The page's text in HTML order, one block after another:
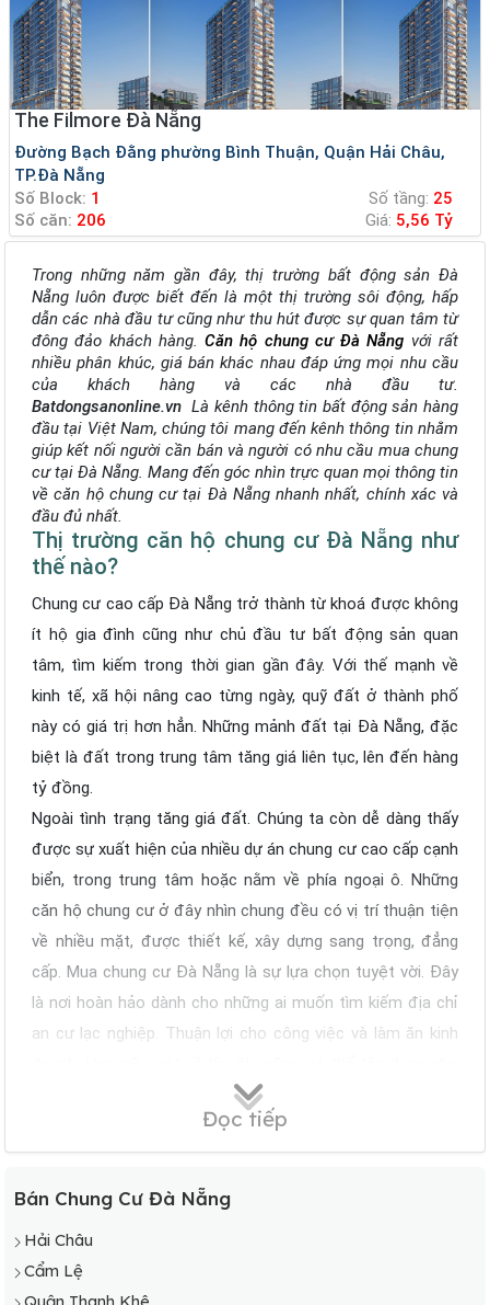
The Filmore Đà Nẵng
Đường Bạch Đằng phường Bình Thuận, Quận Hải Châu,
TP.Đà Nẵng
Số Block: 1 Số tầng: 25
Số căn: 206 Giá: 5,56 Tỷ
Trong những năm gần đây, thị trường bất động sản Đà
Nẵng luôn được biết đến là một thị trường sôi động, hấp
dẫn các nhà đầu tư cũng như thu hút được sự quan tâm từ
đông đảo khách hàng.Căn hộ chung cư Đà Nẵng với rất
nhiều phân khúc, giá bán khác nhau đáp ứng mọi nhu cầu
của khách hàng và các nhà đầu tư.
Batdongsanonline.vn Là kênh thông tin bất động sản hàng
đầu tại Việt Nam, chúng tôi mang đến kênh thông tin nhằm
giúp kết nối người cần bán và người có nhu cầu mua chung
cư tại Đà Nẵng. Mang đến góc nhìn trực quan mọi thông tin
về căn hộ chung cư tại Đà Nẵng nhanh nhất, chính xác và
đầu đủ nhất.
Thị trường căn hộ chung cư Đà Nẵng như
thế nào?
Chung cư cao cấp Đà Nẵng trở thành từ khoá được không
ít hộ gia đình cũng như chủ đầu tư bất động sản quan
tâm, tìm kiếm trong thời gian gần đây. Với thế mạnh về
kinh tế, xã hội nâng cao từng ngày, quỹ đất ở thành phố
này có giá trị hơn hẳn. Những mảnh đất tại Đà Nẵng, đặc
biệt là đất trong trung tâm tăng giá liên tục, lên đến hàng
tỷ đồng.
Ngoài tình trạng tăng giá đất. Chúng ta còn dễ dàng thấy
được sự xuất hiện của nhiều dự án chung cư cao cấp cạnh
biển, trong trung tâm hoặc nằm về phía ngoại ô. Những
căn hộ chung cư ở đây nhìn chung đều có vị trí thuận tiện
về nhiều mặt, được thiết kế, xây dựng sang trọng, đẳng
cấp. Mua chung cư Đà Nẵng là sự lựa chọn tuyệt vời. Đây
là nơi hoàn hảo dành cho những ai muốn tìm kiếm địa chỉ
an cư lạc nghiệp. Thuận lợi cho công việc và làm ăn kinh
mục đích sinh lời, làm tài sản thừa kế cho thế hệ sau.
Dự báo nguồn cung căn hộ tại Đà Nẵng năm 2022 khoảng
1.000 – 1.300 căn, sẽ tập trung vào phân khúc hạng A,
hạng sang…Ngoài ra, Đà Nẵng còn là điểm đến du lịch, nghỉ
tầm cỡ quốc tế. Với định hướng quy hoạch này, theo dự
báo của DKRA Việt Nam, thị trường bất động sản Đà Nẵng
Đọc tiếp
Bán Chung Cư Đà Nẵng
Hải Châu
Cẩm Lệ